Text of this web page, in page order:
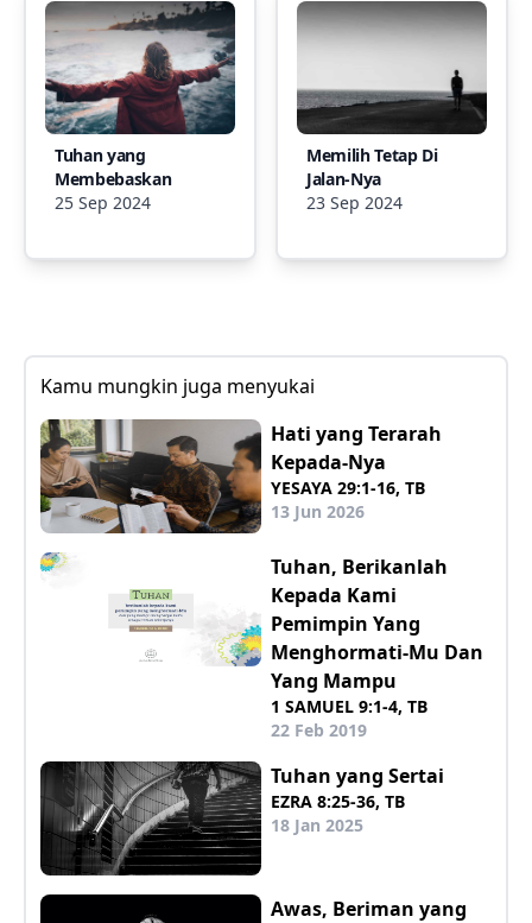
Tuhan yang
Membebaskan
25 Sep 2024
Memilih Tetap Di
Jalan-Nya
23 Sep 2024
Kamu mungkin juga menyukai
Hati yang Terarah
Kepada-Nya
YESAYA 29:1-16, TB
13 Jun 2026
Tuhan, Berikanlah
Kepada Kami
Pemimpin Yang
Menghormati-Mu Dan
Yang Mampu
1 SAMUEL 9:1-4, TB
22 Feb 2019
Tuhan yang Sertai
EZRA 8:25-36, TB
18 Jan 2025
Awas, Beriman yang